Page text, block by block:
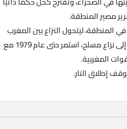
مصير المنطقة.
وجوده في المنطقة، ليتحول النزاع بين المغرب
و“البوليساريو“ من جهة، وبين هذه الأخيرة وموريتانيا من جهة ثانية، إلى نزاع مسلح، استمر حتى عام 1979 مع
المغربية.